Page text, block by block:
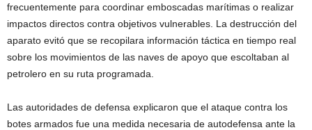
frecuentemente para coordinar emboscadas marítimas o realizar
impactos directos contra objetivos vulnerables. La destrucción del
aparato evitó que se recopilara información táctica en tiempo real
sobre los movimientos de las naves de apoyo que escoltaban al
petrolero en su ruta programada.
Las autoridades de defensa explicaron que el ataque contra los
botes armados fue una medida necesaria de autodefensa ante la